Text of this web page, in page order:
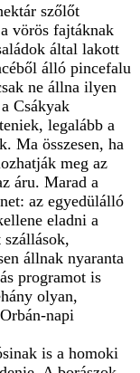
szőlőt
vörös fajtáknak
által lakott
álló pincefalu
ne állna ilyen
Csákyak
legalább a
Ma összesen, ha
meg az
áru. Marad a
az egyedülálló
eladni a
állnak nyaranta
programot is
olyan,
napi
is a homoki